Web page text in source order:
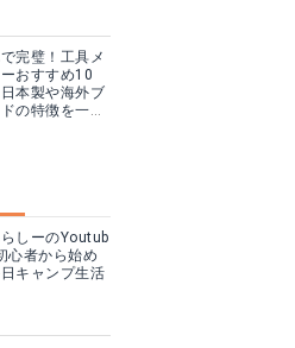
完璧！工具メ
おすすめ10
本製や海外ブ
の特徴を一挙
らしーのYoutub
心者から始め
キャンプ生活